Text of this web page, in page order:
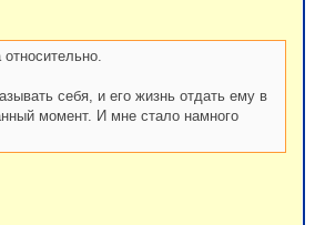
себя, и его жизнь отдать ему в
момент. И мне стало намного